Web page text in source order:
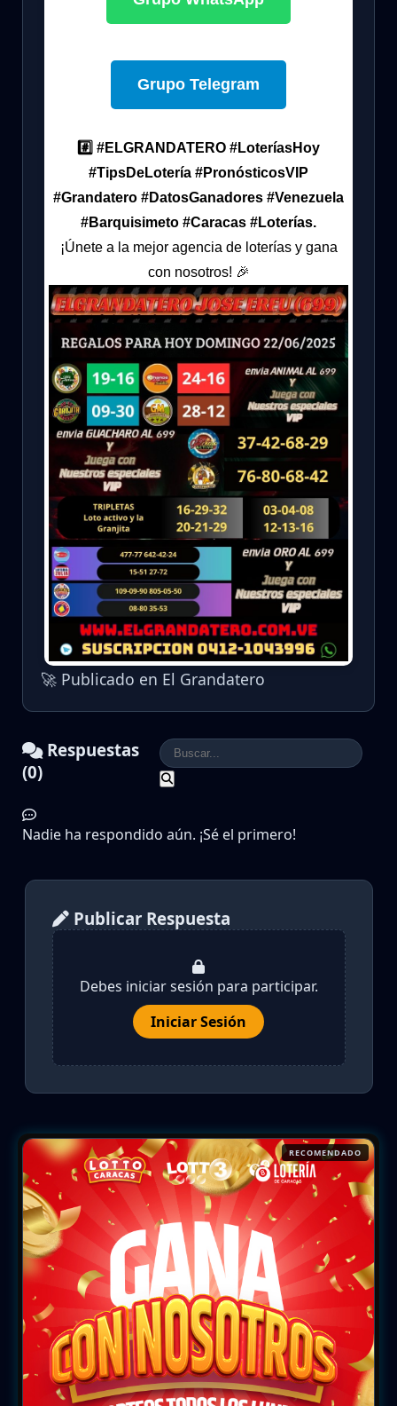
Grupo Telegram
#️⃣ #ELGRANDATERO #LoteríasHoy
#TipsDeLotería #PronósticosVIP
#Grandatero #DatosGanadores #Venezuela
#Barquisimeto #Caracas #Loterías.
¡Únete a la mejor agencia de loterías y gana
con nosotros! 🎉
🚀 Publicado en El Grandatero
Respuestas
(0)
Nadie ha respondido aún. ¡Sé el primero!
Publicar Respuesta
Debes iniciar sesión para participar.
Iniciar Sesión
RECOMENDADO